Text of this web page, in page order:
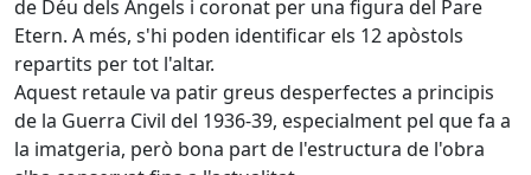
de Déu dels Àngels i coronat per una figura del Pare
Etern. A més, s'hi poden identificar els 12 apòstols
repartits per tot l'altar.
Aquest retaule va patir greus desperfectes a principis
de la Guerra Civil del 1936-39, especialment pel que fa a
la imatgeria, però bona part de l'estructura de l'obra